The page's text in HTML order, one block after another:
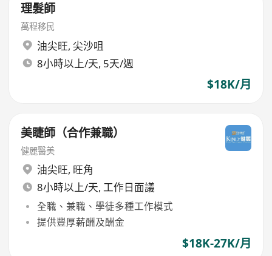
理髮師
萬程移民
油尖旺, 尖沙咀
8小時以上/天, 5天/週
$18K/月
美睫師（合作兼職）
健麗醫美
油尖旺, 旺角
8小時以上/天, 工作日面議
全職、兼職、學徒多種工作模式
提供豐厚薪酬及酬金
$18K-27K/月